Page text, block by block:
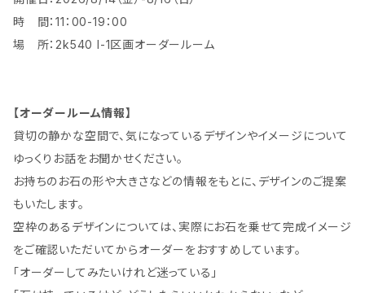
時 間：11：00-19：00
場 所：2k540 I-1区画オーダールーム
【オーダールーム情報】
貸切の静かな空間で、気になっているデザインやイメージについて
ゆっくりお話をお聞かせください。
お持ちのお石の形や大きさなどの情報をもとに、デザインのご提案
もいたします。
空枠のあるデザインについては、実際にお石を乗せて完成イメージ
をご確認いただいてからオーダーをおすすめしています。
「オーダーしてみたいけれど迷っている」